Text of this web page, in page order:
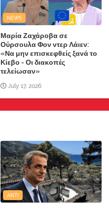
NEWS
Μαρία Ζαχάροβα σε
Ούρσουλα Φον ντερ Λάιεν:
«Να μην επισκεφθείς ξανά το
Κίεβο - Οι διακοπές
τελείωσαν»
July 17, 2026
ANTI